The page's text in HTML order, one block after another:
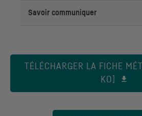
Savoir communiquer
TÉLÉCHARGER LA FICHE
KO]